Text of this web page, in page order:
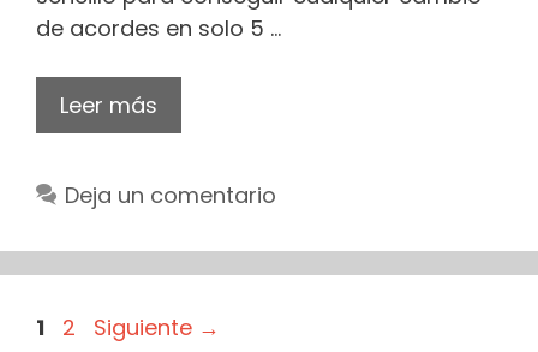
de acordes en solo 5 …
Leer más
Deja un comentario
Página
1 Página
2 Siguiente →